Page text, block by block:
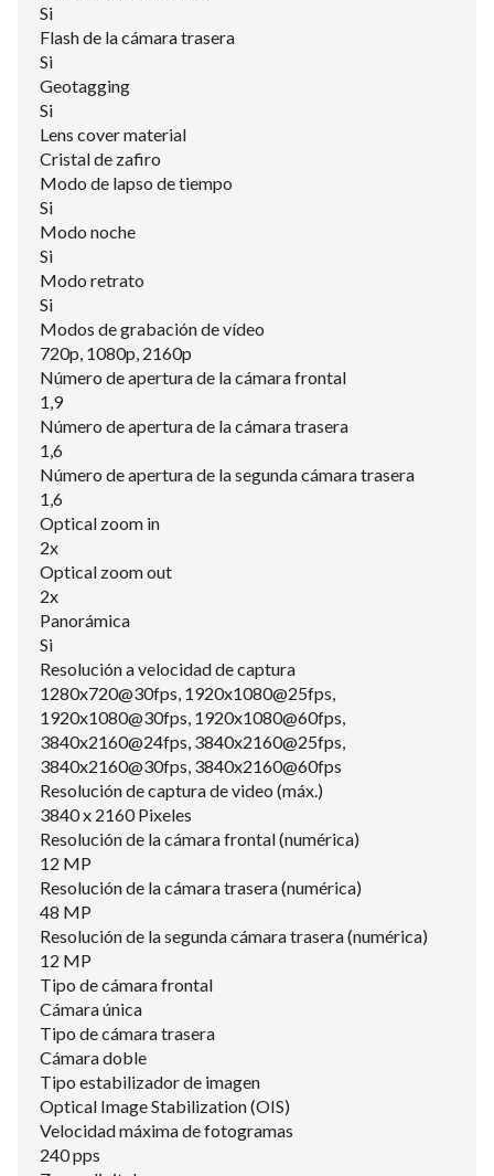
Si
Flash de la cámara trasera
Si
Geotagging
Si
Lens cover material
Cristal de zafiro
Modo de lapso de tiempo
Si
Modo noche
Si
Modo retrato
Si
Modos de grabación de vídeo
720p, 1080p, 2160p
Número de apertura de la cámara frontal
1,9
Número de apertura de la cámara trasera
1,6
Número de apertura de la segunda cámara trasera
1,6
Optical zoom in
2x
Optical zoom out
2x
Panorámica
Si
Resolución a velocidad de captura
1280x720@30fps, 1920x1080@25fps,
1920x1080@30fps, 1920x1080@60fps,
3840x2160@24fps, 3840x2160@25fps,
3840x2160@30fps, 3840x2160@60fps
Resolución de captura de video (máx.)
3840 x 2160 Pixeles
Resolución de la cámara frontal (numérica)
12 MP
Resolución de la cámara trasera (numérica)
48 MP
Resolución de la segunda cámara trasera (numérica)
12 MP
Tipo de cámara frontal
Cámara única
Tipo de cámara trasera
Cámara doble
Tipo estabilizador de imagen
Optical Image Stabilization (OIS)
Velocidad máxima de fotogramas
240 pps